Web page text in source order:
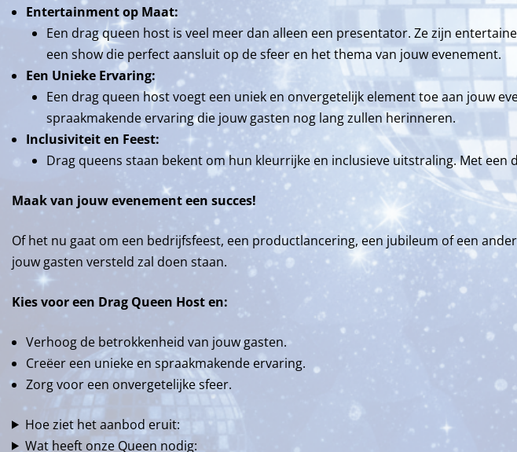
Entertainment op Maat:
Een drag queen host is veel meer dan alleen een presentator. Ze zijn
een show die perfect aansluit op de sfeer en het thema van jouw evenement.
Een Unieke Ervaring:
Een drag queen host voegt een uniek en onvergetelijk element toe aan jouw
spraakmakende ervaring die jouw gasten nog lang zullen herinneren.
Inclusiviteit en Feest:
Drag queens staan bekent om hun kleurrijke en inclusieve uitstraling. Met
Maak van jouw evenement een succes!
Of het nu gaat om een bedrijfsfeest, een productlancering, een jubileum of een
jouw gasten versteld zal doen staan.
Kies voor een Drag Queen Host en:
Verhoog de betrokkenheid van jouw gasten.
Creëer een unieke en spraakmakende ervaring.
Zorg voor een onvergetelijke sfeer.
Hoe ziet het aanbod eruit:
Wat heeft onze Queen nodig: